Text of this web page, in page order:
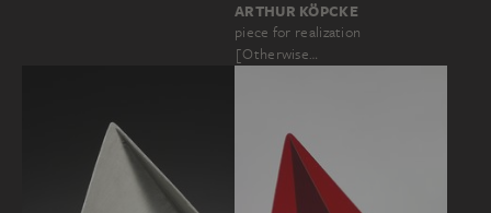
ARTHUR KÖPCKE
piece for realization
[Otherwise…